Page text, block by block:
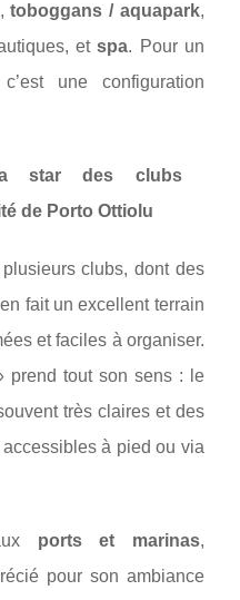
toboggans / aquapark,
etspa. Pour un
une configuration
star des clubs
de Porto Ottiolu
clubs, dont des
fait un excellent terrain
et faciles à organiser.
prend tout son sens : le
très claires et des
à pied ou via
ports et marinas,
pour son ambiance